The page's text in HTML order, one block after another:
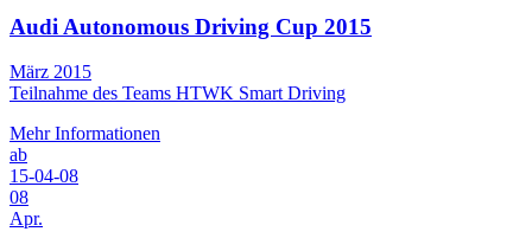
Audi Autonomous Driving Cup 2015
März 2015
Teilnahme des Teams HTWK Smart Driving
Mehr Informationen
ab
15-04-08
08
Apr.